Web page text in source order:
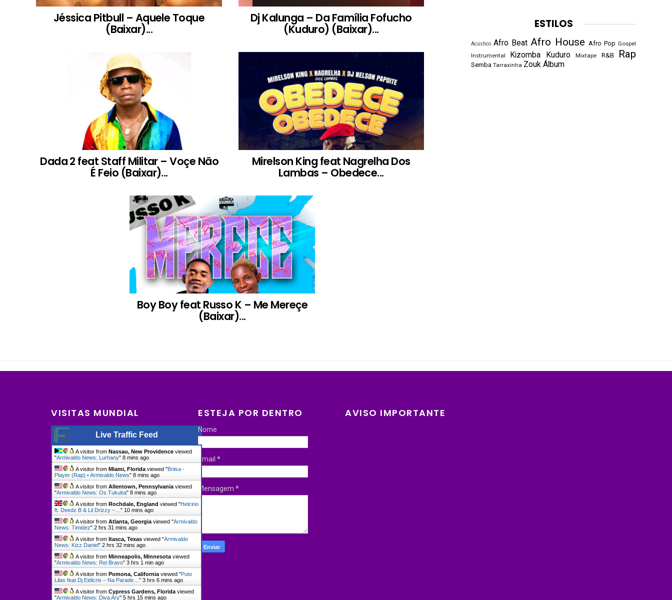
Jéssica Pitbull – Aquele Toque
(Baixar)...
Dj Kalunga – Da Família Fofucho
(Kuduro) (Baixar)...
Dada 2 feat Staff Militar – Voçe Não
É Feio (Baixar)...
Mirelson King feat Nagrelha Dos
Lambas – Obedece...
Boy Boy feat Russo K – Me Mereçe
(Baixar)...
ESTILOS
Acústico Afro Beat Afro House Afro Pop Gospel
Instrumental
Kizomba Kuduro Mixtape R&B Rap
Semba Tarraxinha Zouk Álbum
VISITAS MUNDIAL
Live Traffic Feed
A visitor from Nassau, New Providence viewed
"Armivaldo News: Lurhany" 8 mins ago
A visitor from Miami, Florida viewed "Briisa -
Player (Rap) • Armivaldo News" 8 mins ago
A visitor from Allentown, Pennsylvania viewed
"Armivaldo News: Os Tukuba" 8 mins ago
A visitor from Rochdale, England viewed "Helcirio
ft. Deedz B & Lil Drizzy –… " 10 mins ago
A visitor from Atlanta, Georgia viewed "Armivaldo
News: Timidez" 2 hrs 31 mins ago
A visitor from Itasca, Texas viewed "Armivaldo
News: Kizz Daniel" 2 hrs 32 mins ago
A visitor from Minneapolis, Minnesota viewed
"Armivaldo News: Rei Bravo" 3 hrs 1 min ago
A visitor from Pomona, California viewed "Puto
Lilas feat Dj Eidicris – Na Parade… " 3 hrs 6 mins ago
A visitor from Cypress Gardens, Florida viewed
"Armivaldo News: Diva Ary" 5 hrs 15 mins ago
ESTEJA POR DENTRO
Nome
Email *
Mensagem *
AVISO IMPORTANTE